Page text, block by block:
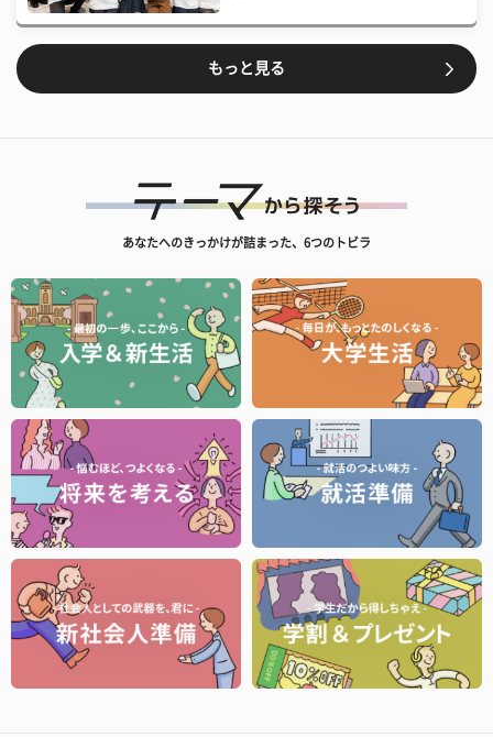
もっと見る
あなたへのきっかけが詰まった、6つのトビラ